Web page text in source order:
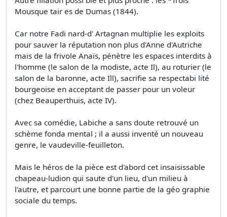
Mousque­ tair es de Dumas (1844).
Car notre Fadi­ nard-d' Artagnan multiplie les exploits
pour sauver la réputation non plus d'Anne d'Autriche
mais de la frivole Anaïs, pénètre les espaces interdits à
l'homme (le salon de la modiste, acte Il), au roturier (le
salon de la baronne, acte Ill), sacrifie sa respectabi­ lité
bourgeoise en acceptant de passer pour un voleur
(chez Beauperthuis, acte IV).
Avec sa comédie, Labiche a sans doute retrouvé un
schème fonda­ mental ; il a aussi inventé un nouveau
genre, le vaudeville-feuilleton.
Mais le héros de la pièce est d'abord cet insaisissable
chapeau-ludion qui saute d'un lieu, d'un milieu à
l'autre, et parcourt une bonne partie de la géo­ graphie
sociale du temps.